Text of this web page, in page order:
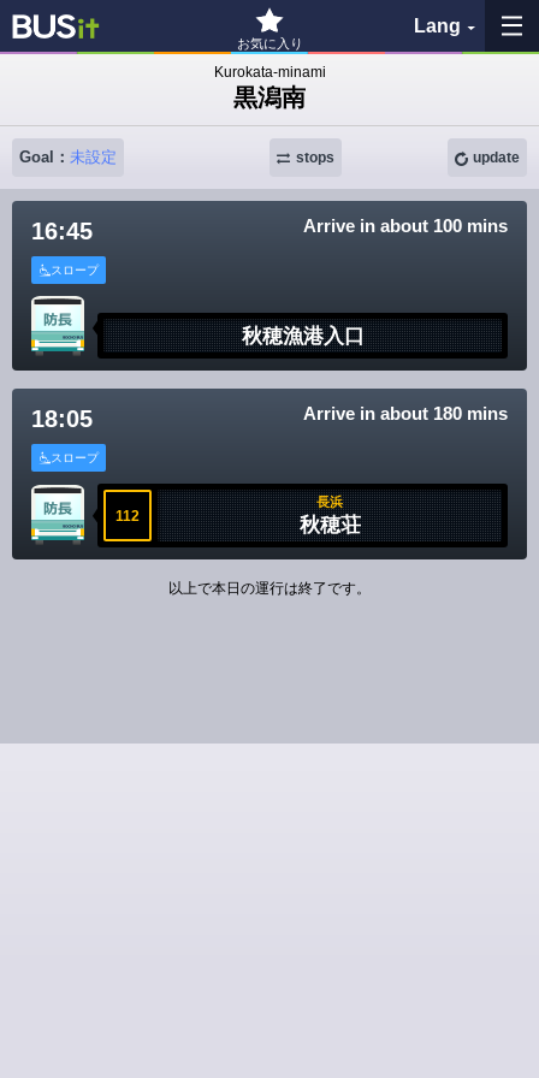
お気に入り
Lang
My Favorites
History
See the map
各バス会社リンク先
Disclaimer
Kurokata-minami
黒潟南
Goal： 未設定 update
stops
16:45 Arrive in about 100 mins
スロープ
秋穂漁港入口
18:05 Arrive in about 180 mins
スロープ
112
長浜
秋穂荘
以上で本日の運行は終了です。